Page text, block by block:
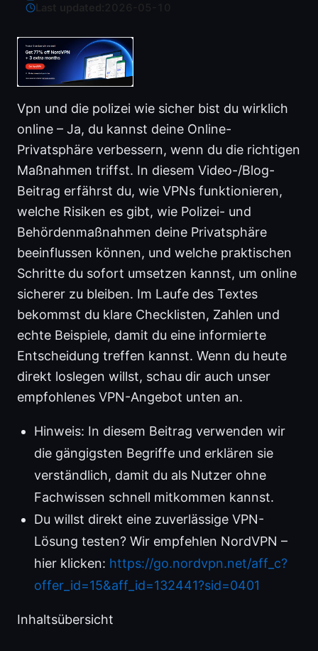
Last updated:
Vpn und die polizei wie sicher bist du wirklich
online – Ja, du kannst deine Online-
Privatsphäre verbessern, wenn du die richtigen
Maßnahmen triffst. In diesem Video-/Blog-
Beitrag erfährst du, wie VPNs funktionieren,
welche Risiken es gibt, wie Polizei- und
Behördenmaßnahmen deine Privatsphäre
beeinflussen können, und welche praktischen
Schritte du sofort umsetzen kannst, um online
sicherer zu bleiben. Im Laufe des Textes
bekommst du klare Checklisten, Zahlen und
echte Beispiele, damit du eine informierte
Entscheidung treffen kannst. Wenn du heute
direkt loslegen willst, schau dir auch unser
empfohlenes VPN-Angebot unten an.
Hinweis: In diesem Beitrag verwenden wir
die gängigsten Begriffe und erklären sie
verständlich, damit du als Nutzer ohne
Fachwissen schnell mitkommen kannst.
Du willst direkt eine zuverlässige VPN-
Lösung testen? Wir empfehlen NordVPN –
hier klicken: https://go.nordvpn.net/aff_c?
offer_id=15&aff_id=132441?sid=0401
Inhaltsübersicht